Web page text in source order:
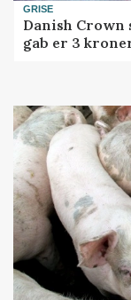
GRISE
Danish
gab er 3